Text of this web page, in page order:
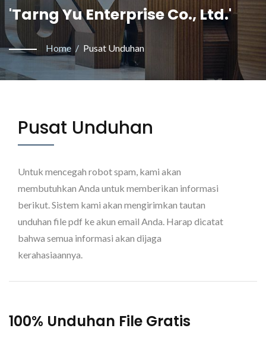
'Tarng Yu Enterprise Co., Ltd.'
Home / Pusat Unduhan
Pusat Unduhan
Untuk mencegah robot spam, kami akan
membutuhkan Anda untuk memberikan informasi
berikut. Sistem kami akan mengirimkan tautan
unduhan file pdf ke akun email Anda. Harap dicatat
bahwa semua informasi akan dijaga
kerahasiaannya.
100% Unduhan File Gratis